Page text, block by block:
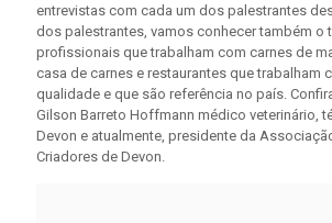
entrevistas com cada um dos palestrantes
dos palestrantes, vamos conhecer também o
profissionais que trabalham com carnes de
casa de carnes e restaurantes que trabalham
qualidade e que são referência no país.
Gilson Barreto Hoffmann médico veterinário,
Devon e atualmente, presidente da
Criadores de Devon.